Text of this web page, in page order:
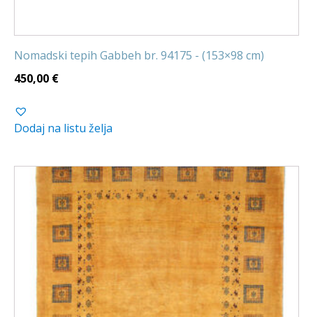
Nomadski tepih Gabbeh br. 94175 - (153×98 cm)
450,00 €
Dodaj na listu želja